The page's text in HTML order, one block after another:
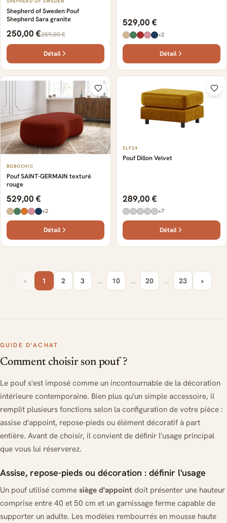
Shepherd of Sweden Pouf
Shepherd Sara granite
250,00 €259,00 €
Détail
529,00 €
+2
Détail
BOBOCHIC
Pouf SAINT-GERMAIN texturé
rouge
529,00 €
+2
Détail
SLF24
Pouf Dillon Velvet
289,00 €
+7
Détail
‹ 1 2 3 … 10 … 20 … 23 ›
GUIDE D'ACHAT
Comment choisir son pouf ?
Le pouf s'est imposé comme un incontournable de la décoration
intérieure contemporaine. Bien plus qu'un simple accessoire, il
remplit plusieurs fonctions selon la configuration de votre pièce :
assise d'appoint, repose-pieds ou élément décoratif à part
entière. Avant de choisir, il convient de définir l'usage principal
que vous lui réserverez.
Assise, repose-pieds ou décoration : définir l'usage
Un pouf utilisé commesiège d'appointdoit présenter une hauteur
comprise entre 40 et 50 cm et un garnissage ferme capable de
supporter un adulte. Les modèles rembourrés en mousse haute